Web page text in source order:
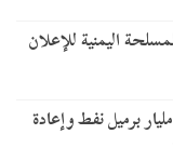
اليمنية للإعلان
أرامكو: فقدان أكثر من 2.6 مليار برميل نفط وإعادة